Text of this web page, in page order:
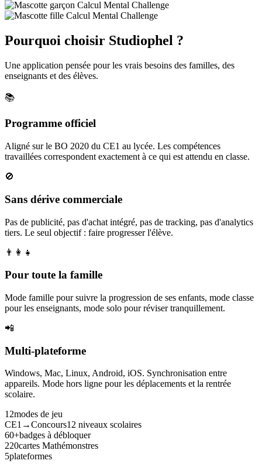
Pourquoi choisir Studiophel ?
Une application pensée pour les vrais besoins des familles, des
enseignants et des élèves.
📚
Programme officiel
Aligné sur le BO 2020 du CE1 au lycée. Les compétences
travaillées correspondent exactement à ce qui est attendu en classe.
🚫
Sans dérive commerciale
Pas de publicité, pas d'achat intégré, pas de tracking, pas d'analytics
tiers. Le seul objectif : faire progresser l'élève.
👨‍👩‍👧
Pour toute la famille
Mode famille pour suivre la progression de ses enfants, mode classe
pour les enseignants, mode solo pour réviser tranquillement.
📲
Multi-plateforme
Windows, Mac, Linux, Android, iOS. Synchronisation entre
appareils. Mode hors ligne pour les déplacements et la rentrée
scolaire.
12modes de jeu
CE1→Concours12 niveaux scolaires
60+badges à débloquer
220cartes Mathémonstres
5plateformes